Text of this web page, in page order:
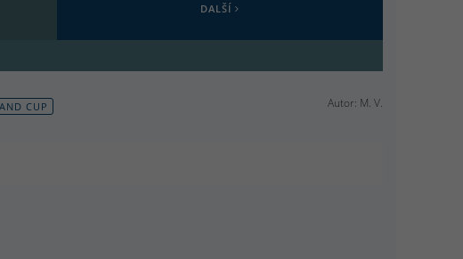
DALŠÍ
Autor: M. V.
CUP